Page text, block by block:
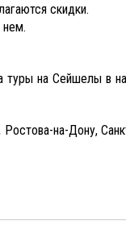
скидки.
нем.
туры на Сейшелы в
на-Дону,